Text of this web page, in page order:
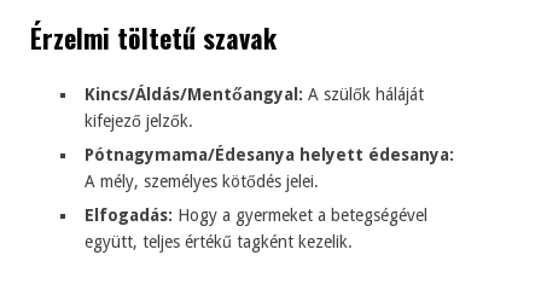
Érzelmi töltetű szavak
Kincs/Áldás/Mentőangyal: A szülők háláját
kifejező jelzők.
Pótnagymama/Édesanya helyett édesanya:
A mély, személyes kötődés jelei.
Elfogadás: Hogy a gyermeket a betegségével
együtt, teljes értékű tagként kezelik.